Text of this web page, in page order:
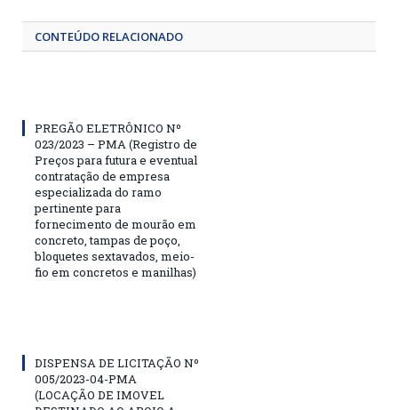
CONTEÚDO RELACIONADO
PREGÃO ELETRÔNICO Nº
023/2023 – PMA (Registro de
Preços para futura e eventual
contratação de empresa
especializada do ramo
pertinente para
fornecimento de mourão em
concreto, tampas de poço,
bloquetes sextavados, meio-
fio em concretos e manilhas)
DISPENSA DE LICITAÇÃO Nº
005/2023-04-PMA
(LOCAÇÃO DE IMOVEL